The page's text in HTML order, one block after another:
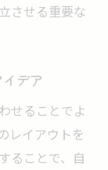
させる重要な
デア
せることでよ
レイアウトを
ることで、自